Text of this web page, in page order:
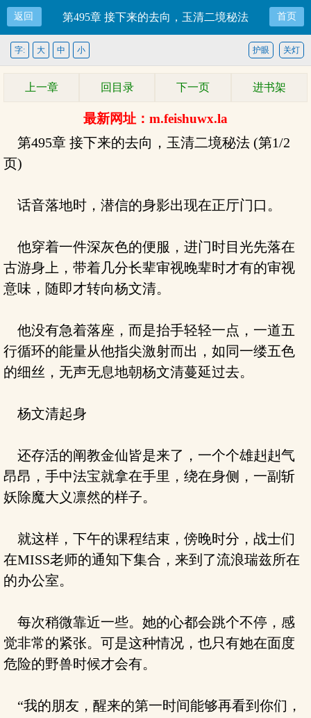
返回 第495章 接下来的去向，玉清二境秘法 首页
关灯
护眼
字: 大 中 小
上一章 回目录 下一页 进书架
最新网址：m.feishuwx.la
第495章 接下来的去向，玉清二境秘法 (第1/2
页)
话音落地时，潜信的身影出现在正厅门口。
他穿着一件深灰色的便服，进门时目光先落在
古游身上，带着几分长辈审视晚辈时才有的审视
意味，随即才转向杨文清。
他没有急着落座，而是抬手轻轻一点，一道五
行循环的能量从他指尖激射而出，如同一缕五色
的细丝，无声无息地朝杨文清蔓延过去。
杨文清起身
还存活的阐教金仙皆是来了，一个个雄赳赳气
昂昂，手中法宝就拿在手里，绕在身侧，一副斩
妖除魔大义凛然的样子。
就这样，下午的课程结束，傍晚时分，战士们
在MISS老师的通知下集合，来到了流浪瑞兹所在
的办公室。
每次稍微靠近一些。她的心都会跳个不停，感
觉非常的紧张。可是这种情况，也只有她在面度
危险的野兽时候才会有。
“我的朋友，醒来的第一时间能够再看到你们，